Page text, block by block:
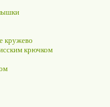
кружево
крючком